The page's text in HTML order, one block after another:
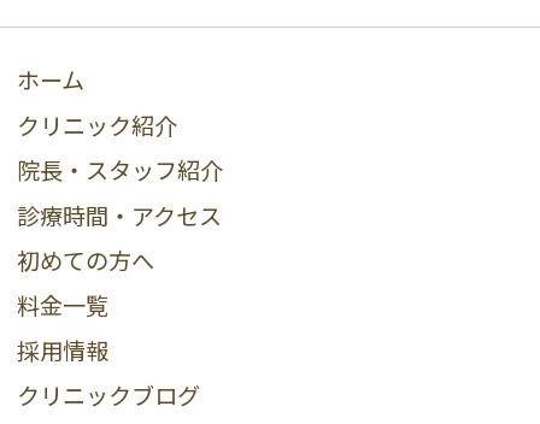
ホーム
クリニック紹介
院長・スタッフ紹介
診療時間・アクセス
初めての方へ
料金一覧
採用情報
クリニックブログ